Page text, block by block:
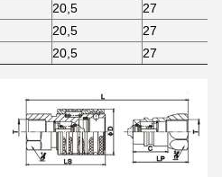
20,5
27
20,5
27
20,5
27